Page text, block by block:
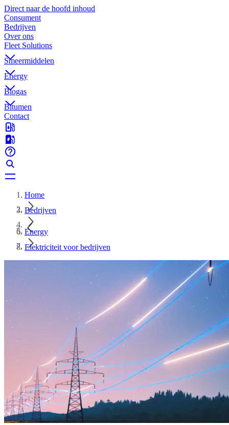
Direct naar de hoofd inhoud
Consument
Bedrijven
Over ons
Fleet Solutions
Smeermiddelen
Energy
Biogas
Bitumen
Contact
Home
Bedrijven
Energy
Elektriciteit voor bedrijven